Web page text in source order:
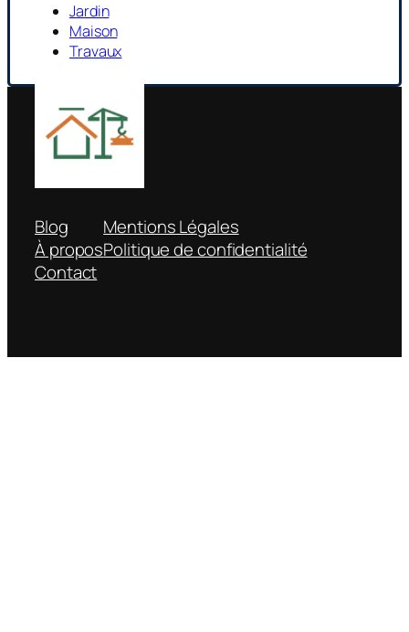
Jardin
Maison
Travaux
Blog
À propos
Contact
Mentions Légales
Politique de confidentialité